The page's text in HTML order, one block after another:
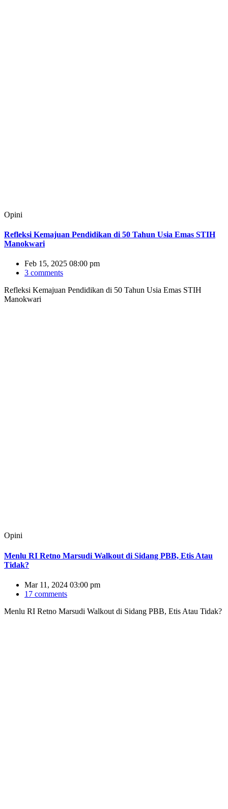
Opini
Refleksi Kemajuan Pendidikan di 50 Tahun Usia Emas STIH
Manokwari
Feb 15, 2025 08:00 pm
3 comments
Refleksi Kemajuan Pendidikan di 50 Tahun Usia Emas STIH
Manokwari
Opini
Menlu RI Retno Marsudi Walkout di Sidang PBB, Etis Atau
Tidak?
Mar 11, 2024 03:00 pm
17 comments
Menlu RI Retno Marsudi Walkout di Sidang PBB, Etis Atau Tidak?